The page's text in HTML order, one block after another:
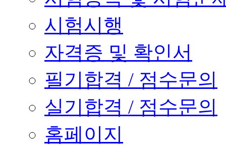
시험시행
자격증 및 확인서
필기합격 / 점수문의
실기합격 / 점수문의
홈페이지